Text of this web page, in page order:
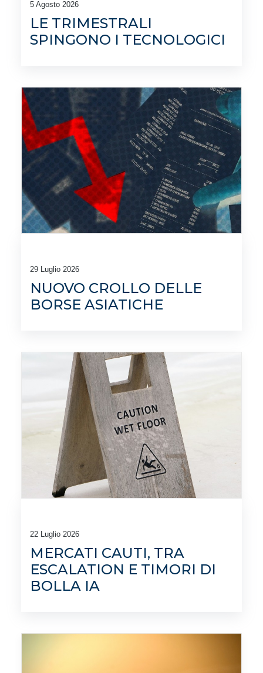
5 Agosto 2026
LE TRIMESTRALI
SPINGONO I TECNOLOGICI
29 Luglio 2026
NUOVO CROLLO DELLE
BORSE ASIATICHE
22 Luglio 2026
MERCATI CAUTI, TRA
ESCALATION E TIMORI DI
BOLLA IA